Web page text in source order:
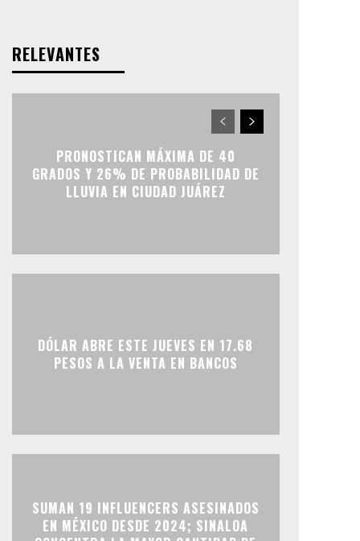
RELEVANTES
PRONOSTICAN MÁXIMA DE 40
GRADOS Y 26% DE PROBABILIDAD DE
LLUVIA EN CIUDAD JUÁREZ
DÓLAR ABRE ESTE JUEVES EN 17.68
PESOS A LA VENTA EN BANCOS
SUMAN 19 INFLUENCERS ASESINADOS
EN MÉXICO DESDE 2024; SINALOA